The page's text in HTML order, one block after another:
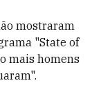
mostraram
"State of
mais homens